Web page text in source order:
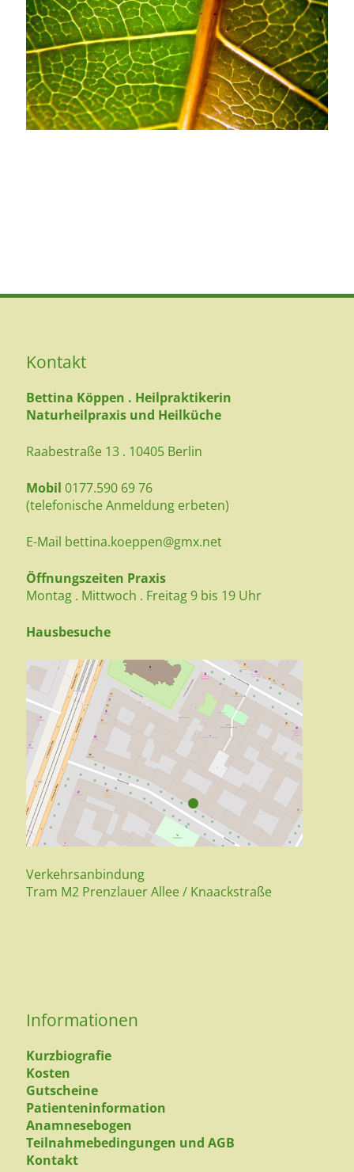
Kontakt
Bettina Köppen . Heilpraktikerin
Naturheilpraxis und Heilküche
Raabestraße 13 . 10405 Berlin
Mobil0177.590 69 76
(telefonische Anmeldung erbeten)
E-Mail bettina.koeppen@gmx.net
Öffnungszeiten Praxis
Montag . Mittwoch . Freitag 9 bis 19 Uhr
Hausbesuche
Verkehrsanbindung
Tram M2 Prenzlauer Allee / Knaackstraße
Informationen
Kurzbiografie
Kosten
Gutscheine
Patienteninformation
Anamnesebogen
Teilnahmebedingungen und AGB
Kontakt